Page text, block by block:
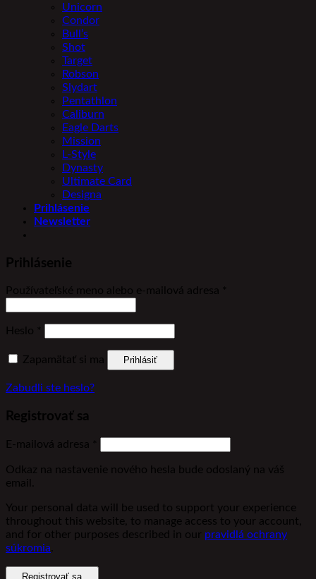
Unicorn
Condor
Bull’s
Shot
Target
Robson
Slydart
Pentathlon
Caliburn
Eagle Darts
Mission
L-Style
Dynasty
Ultimate Card
Designa
Prihlásenie
Newsletter
Prihlásenie
Používateľské meno alebo e-mailová adresa *
Heslo *
Zapamätať si ma Prihlásiť
Zabudli ste heslo?
Registrovať sa
E-mailová adresa *
Odkaz na nastavenie nového hesla bude odoslaný na váš
email.
Your personal data will be used to support your experience
throughout this website, to manage access to your account,
and for other purposes described in our pravidlá ochrany
súkromia
Registrovať sa